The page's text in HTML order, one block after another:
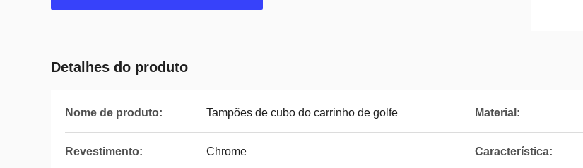
Detalhes do produto
Nome de produto: Tampões de cubo do carrinho de golfe Material:
Revestimento: Chrome Característica: